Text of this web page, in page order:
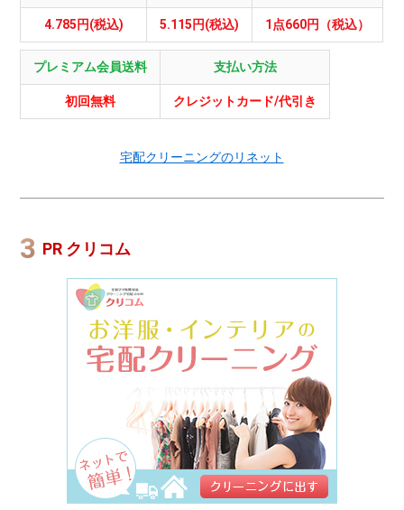
4.785円(税込) 5.115円(税込) 1点660円（税込）
プレミアム会員送料 支払い方法
初回無料 クレジットカード/代引き
宅配クリーニングのリネット
PR クリコム